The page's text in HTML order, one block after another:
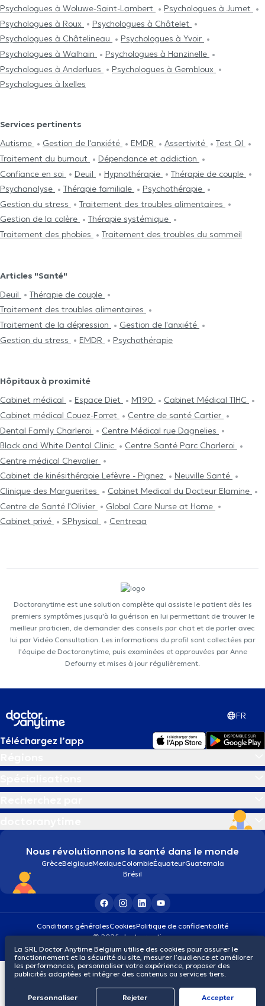
Psychologues à Woluwe-Saint-Lambert
Psychologues à Jumet
Psychologues à Roux
Psychologues à Châtelet
Psychologues à Châtelineau
Psychologues à Yvoir
Psychologues à Walhain
Psychologues à Hanzinelle
Psychologues à Anderlues
Psychologues à Gembloux
Psychologues à Ixelles
Services pertinents
Autisme
Gestion de l'anxiété EMDR Assertivité
Test QI
Traitement du burnout
Dépendance et addiction
Confiance en soi
Deuil Hypnothérapie
Thérapie de couple
Psychanalyse
Thérapie familiale
Psychothérapie
Gestion du stress
Traitement des troubles alimentaires
Gestion de la colère
Thérapie systémique
Traitement des phobies
Traitement des troubles du sommeil
Articles "Santé"
Deuil
Thérapie de couple
Traitement des troubles alimentaires
Traitement de la dépression
Gestion de l'anxiété
Gestion du stress
EMDR Psychothérapie
Hôpitaux à proximité
Cabinet médical
Espace Diet M190
Cabinet Médical TIHC
Cabinet médical Couez-Forret
Centre de santé Cartier
Dental Family Charleroi
Centre Médical rue Dagnelies
Black and White Dental Clinic
Centre Santé Parc Charleroi
Centre médical Chevalier
Cabinet de kinésithérapie Lefèvre - Pignez
Neuville Santé
Clinique des Marguerites
Cabinet Medical du Docteur Elamine
Centre de Santé l'Olivier
Global Care Nurse at Home
Cabinet privé
SPhysical Centreaa
Doctoranytime est une solution complète qui assiste le patient dès les
premiers symptômes jusqu'à la guérison en lui permettant de trouver le
meilleur praticien, de demander des conseils par chat et de parler avec
lui par Vidéo Consultation. Les informations du profil sont collectées par
l'équipe de Doctoranytime, puis examinées et approuvées par Anne
Defourny et mises à jour régulièrement.
FR
Téléchargez l’app
Nous révolutionnons la santé dans le monde
GrèceBelgiqueMexiqueColombieÉquateurGuatemala
Brésil
Conditions généralesCookiesPolitique de confidentialité
© 2026 doctoranytime
La SRL Doctor Anytime Belgium utilise des cookies pour assurer le
fonctionnement et la sécurité du site, mesurer l’audience et améliorer
les performances, personnaliser votre expérience, proposer des
publicités adaptées et intégrer des contenus ou services tiers.
Personnaliser Rejeter Αccepter